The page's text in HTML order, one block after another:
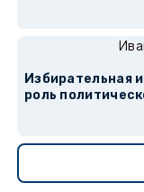
Избирательная
роль